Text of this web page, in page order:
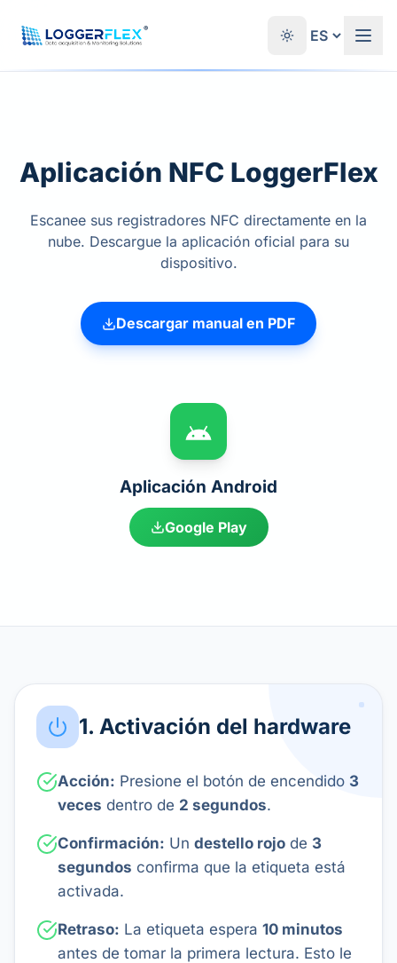
®
Aplicación NFC LoggerFlex
Escanee sus registradores NFC directamente en la
nube. Descargue la aplicación oficial para su
dispositivo.
Descargar manual en PDF
Aplicación Android
Google Play
1. Activación del hardware
Acción: Presione el botón de encendido 3
veces dentro de 2 segundos.
Confirmación: Un destello rojo de 3
segundos confirma que la etiqueta está
activada.
Retraso: La etiqueta espera 10 minutos
antes de tomar la primera lectura. Esto le